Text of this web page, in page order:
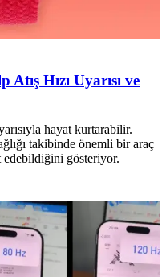
Hızı Uyarısı ve
hayat kurtarabilir.
takibinde önemli bir araç
gösteriyor.